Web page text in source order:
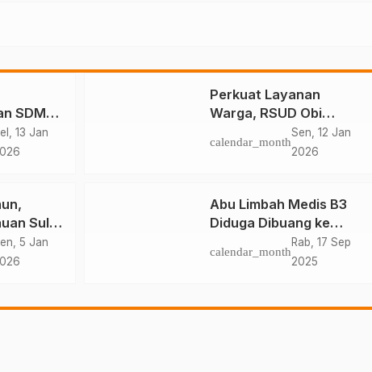
SDM
Satus
13 Jan
Perkuat Layanan
Warga, RSUD Obi
Gandeng BPJS Halsel
calendar_month
Sen, 12 Jan
2026
Sula
5 Jan
Abu Limbah Medis B3
Diduga Dibuang ke
TPA, DLH Tidak Sesuai
Regulasi
calendar_month
Rab, 17 Sep
2025